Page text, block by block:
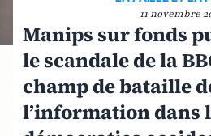
11 novembre
Manips sur fonds
le scandale de la
champ de bataille
l’information dans